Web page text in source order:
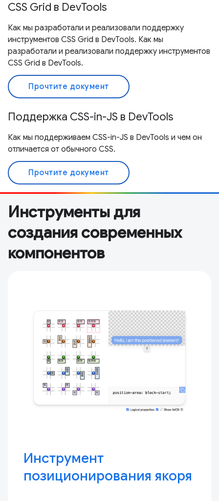
CSS Grid в DevTools
Как мы разработали и реализовали поддержку
инструментов CSS Grid в DevTools. Как мы
разработали и реализовали поддержку инструментов
CSS Grid в DevTools.
Прочтите документ
Поддержка CSS-in-JS в DevTools
Как мы поддерживаем CSS-in-JS в DevTools и чем он
отличается от обычного CSS.
Прочтите документ
Инструменты для
создания современных
компонентов
Инструмент
позиционирования якоря